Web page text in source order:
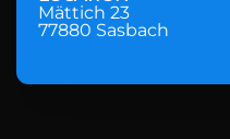
Mättich 23
77880 Sasbach